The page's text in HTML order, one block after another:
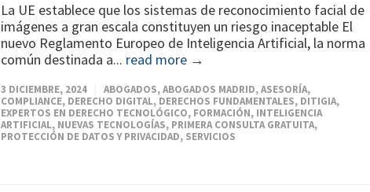
La UE establece que los sistemas de reconocimiento facial de
imágenes a gran escala constituyen un riesgo inaceptable El
nuevo Reglamento Europeo de Inteligencia Artificial, la norma
común destinada a... read more →
3 DICIEMBRE, 2024 ABOGADOS,ABOGADOS MADRID,ASESORÍA,
COMPLIANCE, DERECHO DIGITAL, DERECHOS FUNDAMENTALES, DITIGIA,
EXPERTOS EN DERECHO TECNOLÓGICO, FORMACIÓN, INTELIGENCIA
ARTIFICIAL, NUEVAS TECNOLOGÍAS, PRIMERA CONSULTA GRATUITA,
PROTECCIÓN DE DATOS Y PRIVACIDAD, SERVICIOS